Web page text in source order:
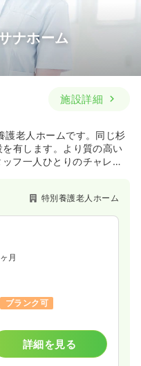
ナホーム
施設詳細
護老人ホームです。同じ杉
有します。より質の高い
フ一人ひとりのチャレン
特別養護老人ホーム
月
ブランク可
詳細を見る